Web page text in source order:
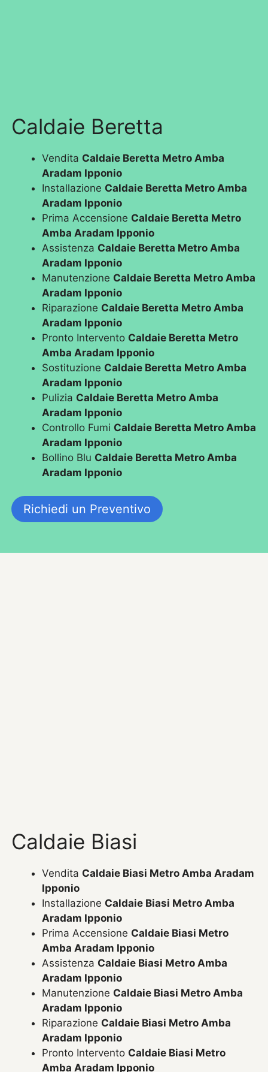
Caldaie Beretta
Vendita Caldaie Beretta Metro Amba
Aradam Ipponio
Installazione Caldaie Beretta Metro Amba
Aradam Ipponio
Prima Accensione Caldaie Beretta Metro
Amba Aradam Ipponio
Assistenza Caldaie Beretta Metro Amba
Aradam Ipponio
Manutenzione Caldaie Beretta Metro Amba
Aradam Ipponio
Riparazione Caldaie Beretta Metro Amba
Aradam Ipponio
Pronto Intervento Caldaie Beretta Metro
Amba Aradam Ipponio
Sostituzione Caldaie Beretta Metro Amba
Aradam Ipponio
Pulizia Caldaie Beretta Metro Amba
Aradam Ipponio
Controllo Fumi Caldaie Beretta Metro Amba
Aradam Ipponio
Bollino Blu Caldaie Beretta Metro Amba
Aradam Ipponio
Richiedi un Preventivo
Caldaie Biasi
Vendita Caldaie Biasi Metro Amba Aradam
Ipponio
Installazione Caldaie Biasi Metro Amba
Aradam Ipponio
Prima Accensione Caldaie Biasi Metro
Amba Aradam Ipponio
Assistenza Caldaie Biasi Metro Amba
Aradam Ipponio
Manutenzione Caldaie Biasi Metro Amba
Aradam Ipponio
Riparazione Caldaie Biasi Metro Amba
Aradam Ipponio
Pronto Intervento Caldaie Biasi Metro
Amba Aradam Ipponio